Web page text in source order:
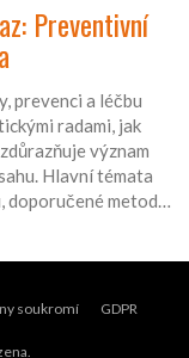
Preventivní
prevenci a léčbu
radami, jak
význam
Hlavní témata
doporučené metody
soukromí
GDPR